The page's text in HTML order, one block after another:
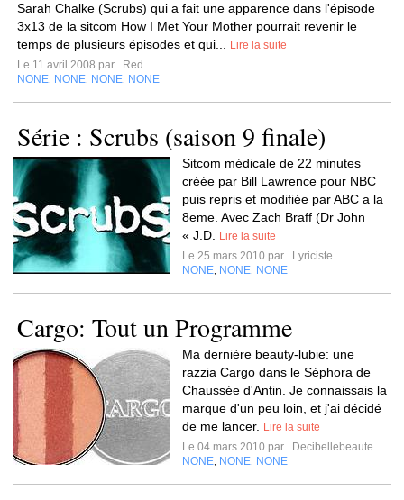
Sarah Chalke (Scrubs) qui a fait une apparence dans l'épisode
3x13 de la sitcom How I Met Your Mother pourrait revenir le
temps de plusieurs épisodes et qui...
Lire la suite
Le 11 avril 2008 par
Red
NONE NONE NONE NONE
Série : Scrubs (saison 9 finale)
Sitcom médicale de 22 minutes
créée par Bill Lawrence pour NBC
puis repris et modifiée par ABC a la
8eme. Avec Zach Braff (Dr John
« J.D.
Lire la suite
Le 25 mars 2010 par
Lyriciste
NONE NONE NONE
Cargo: Tout un Programme
Ma dernière beauty-lubie: une
razzia Cargo dans le Séphora de
Chaussée d'Antin. Je connaissais la
marque d'un peu loin, et j'ai décidé
de me lancer.
Lire la suite
Le 04 mars 2010 par
Decibellebeaute
NONE NONE NONE